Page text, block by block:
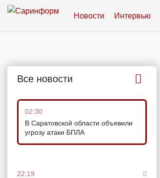
Новости Интервью
Все новости
02:30
В Саратовской области объявили
угрозу атаки БПЛА
22:19